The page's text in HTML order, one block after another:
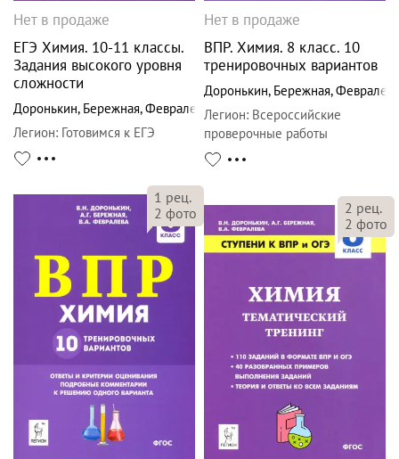
Нет в продаже
ЕГЭ Химия. 10-11 классы.
Задания высокого уровня
сложности
Доронькин, Бережная,Февралева
Легион: Готовимся к ЕГЭ
Нет в продаже
ВПР. Химия. 8 класс. 10
тренировочных вариантов
Доронькин, Бережная,Февралева
Легион: Всероссийские
проверочные работы
1 рец.
2 фото 2 рец.
2 фото